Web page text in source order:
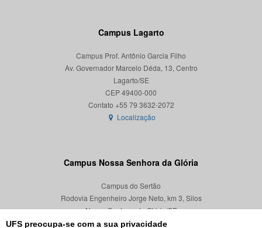
UFS preocupa-se com a sua privacidade
Campus Lagarto
Campus Prof. Antônio Garcia Filho
Av. Governador Marcelo Déda, 13, Centro
Lagarto/SE
CEP 49400-000
Localização
Campus Nossa Senhora da Glória
Campus do Sertão
Rodovia Engenheiro Jorge Neto, km 3, Silos
Nossa Senhora da Glória/SE
CEP 49680-000